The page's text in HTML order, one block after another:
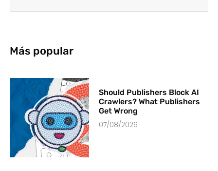
Más popular
Should Publishers Block AI
Crawlers? What Publishers
Get Wrong
07/08/2026